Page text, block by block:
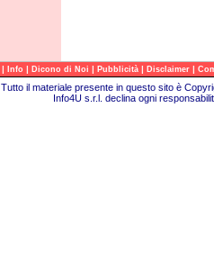
| Info | Dicono di Noi | Pubblicità | Disclaimer |
Tutto il materiale presente in questo sito è
Info4U s.r.l. declina ogni